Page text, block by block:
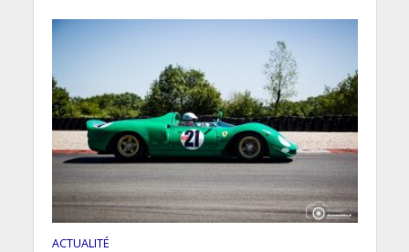
ACTUALITÉ